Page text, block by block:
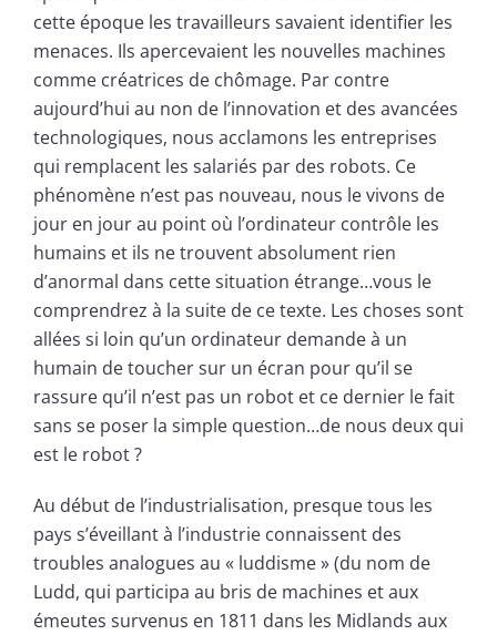
cette époque les travailleurs savaient identifier les
menaces. Ils apercevaient les nouvelles machines
comme créatrices de chômage. Par contre
aujourd’hui au non de l’innovation et des avancées
technologiques, nous acclamons les entreprises
qui remplacent les salariés par des robots. Ce
phénomène n’est pas nouveau, nous le vivons de
jour en jour au point où l’ordinateur contrôle les
humains et ils ne trouvent absolument rien
d’anormal dans cette situation étrange…vous le
comprendrez à la suite de ce texte. Les choses sont
allées si loin qu’un ordinateur demande à un
humain de toucher sur un écran pour qu’il se
rassure qu’il n’est pas un robot et ce dernier le fait
sans se poser la simple question…de nous deux qui
est le robot ?
Au début de l’industrialisation, presque tous les
pays s’éveillant à l’industrie connaissent des
troubles analogues au « luddisme » (du nom de
Ludd, qui participa au bris de machines et aux
émeutes survenus en 1811 dans les Midlands aux